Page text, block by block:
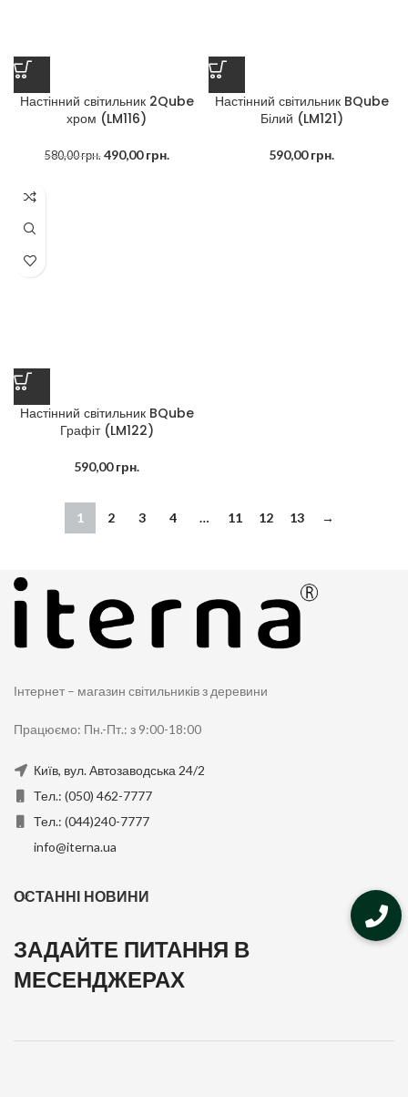
Настінний світильник 2Qube
хром (LM116)
580,00грн. 490,00грн.
Настінний світильник BQube
Білий (LM121)
590,00грн.
Настінний світильник BQube
Графіт (LM122)
590,00грн.
1 2 3 4 … 11 12 13 →
Інтернет – магазин світильників з деревини
Працюємо: Пн.-Пт.: з 9:00-18:00
Київ, вул. Автозаводська 24/2
Тел.: (050) 462-7777
Тел.: (044)240-7777
info@iterna.ua
ОСТАННІ НОВИНИ
ЗАДАЙТЕ ПИТАННЯ В
МЕСЕНДЖЕРАХ